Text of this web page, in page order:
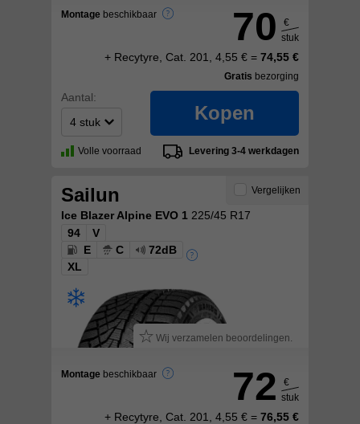
Montage beschikbaar 70
€
stuk
+ Recytyre, Cat. 201, 4,55 € = 74,55 €
Gratis bezorging
Aantal:
Kopen
Volle voorraad Levering 3-4 werkdagen
Sailun
Ice Blazer Alpine EVO 1 225/45 R17
94
V
E
C
72dB
XL
Wij verzamelen beoordelingen.
Montage beschikbaar
Vergelijken
72
€
stuk
+ Recytyre, Cat. 201, 4,55 € = 76,55 €